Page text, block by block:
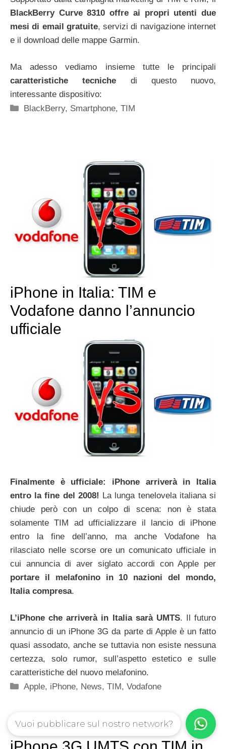
BlackBerry Curve 8310 offre ai propri utenti due
mesi di email gratuite, servizi di navigazione internet
e il download delle mappe Garmin.
Ma adesso vediamo insieme tutte le principali
caratteristiche tecniche di questo nuovo,
interessante dispositivo:
Categorie
BlackBerry, Smartphone,TIM
iPhone in Italia: TIM e
Vodafone danno l’annuncio
ufficiale
Finalmente è ufficiale: iPhone arriverà in Italia
entro la fine del 2008! La lunga tenelovela italiana si
chiude però con un colpo di scena: non è stata
solamente TIM ad ufficializzare il lancio di iPhone
entro la fine dell’anno, ma anche Vodafone ha
rilasciato nelle scorse ore un comunicato ufficiale in
cui annuncia di aver siglato accordi con Apple per
portare il melafonino in 10 nazioni del mondo,
Italia compresa.
L’iPhone che arriverà in Italia sarà UMTS. Il futuro
annuncio di un iPhone 3G da parte di Apple è un fatto
quasi assodato, anche se tuttavia non esiste nessuna
certezza, solo rumor, sull’aspetto estetico e sulle
caratteristiche del nuovo melafonino.
Categorie
Apple, iPhone, News,TIM,Vodafone
Vuoi pubblicare sul nostro network?